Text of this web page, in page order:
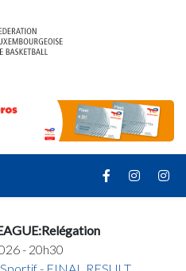
- 20h30
- FINAL RESULT